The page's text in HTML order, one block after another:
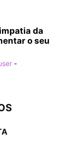
da
o seu
-